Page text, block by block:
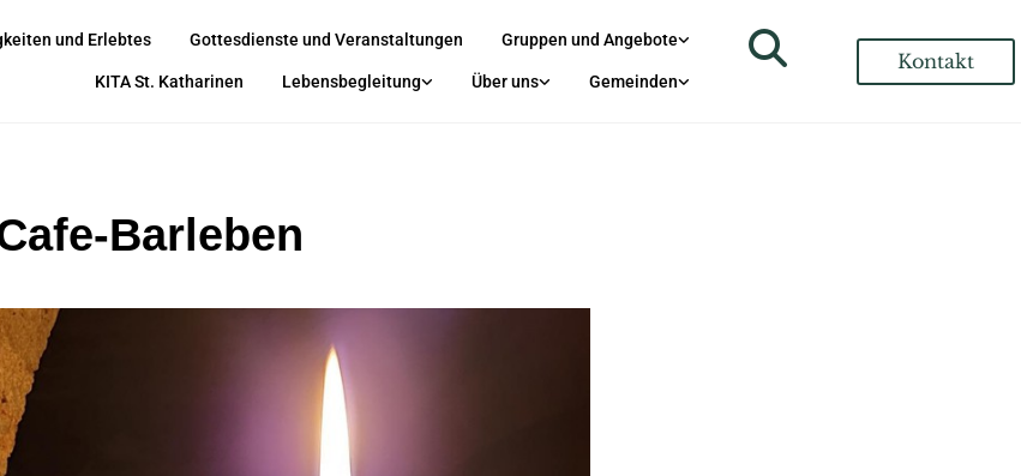
und Erlebtes Gottesdienste und Veranstaltungen Gruppen und Angebote
KITA St. Katharinen Lebensbegleitung Über uns Gemeinden
Kontakt
Barleben